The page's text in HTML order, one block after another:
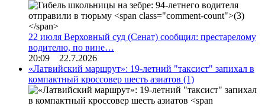
22 июля Верховный суд (Сенат) сообщил: престарелому
водителю, по вине…
20:09 22.7.2026
«Латвийский маршрут»: 19-летний "таксист" запихал в
компактный кроссовер шесть азиатов (1)